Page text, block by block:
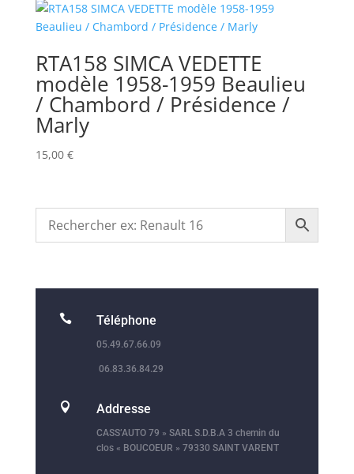
RTA158 SIMCA VEDETTE
modèle 1958-1959 Beaulieu
/ Chambord / Présidence /
Marly
15,00 €
 Téléphone
05.49.67.66.09
06.83.36.84.29
 Addresse
CASS’AUTO 79 » SARL S.D.B.A 3 chemin du
clos « BOUCOEUR » 79330 SAINT VARENT